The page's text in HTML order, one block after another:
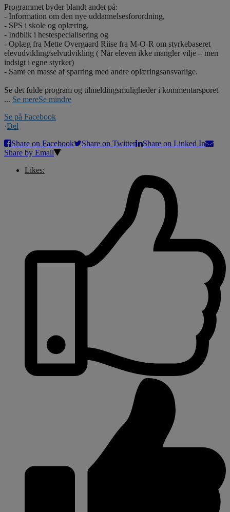
Programmet byder blandt andet på:
- Information om den nye uddannelsesforordning,
- SPS i skole og oplæring,
- Indblik i hestespecialisering og
- Oplæg fra Mette Overgaard Riise fra M-O-R om styrkebaseret
elevudvikling/selvudvikling ( Når eleven ikke mangler vilje – men
indsigt i egne styrker)
- Samt en masse af sparring med andre oplæringsansvarlige.
Se det fulde program og tilmeldingsmuligheder i kommentarsporet
... Se mereSe mindre
Se på Facebook
·Del
Share on Facebook
Share on Twitter
Share on Linked In
Share by Email
Likes: